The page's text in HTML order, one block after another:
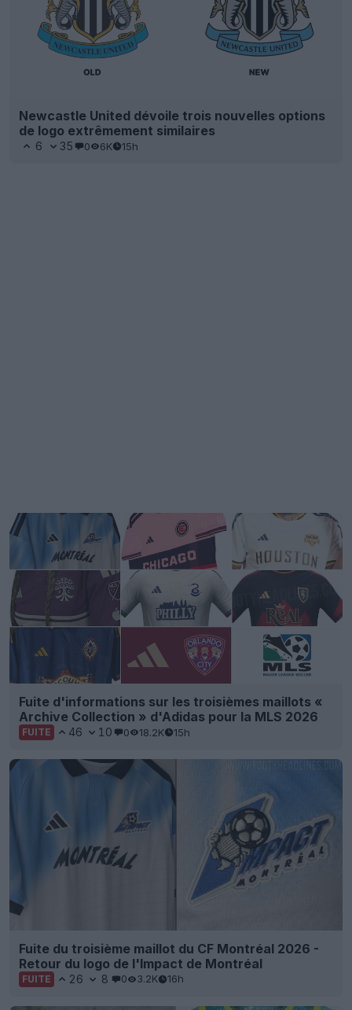
Newcastle United dévoile trois nouvelles options
de logo extrêmement similaires
6 35 0 6K 15h
Fuite d'informations sur les troisièmes maillots «
Archive Collection » d'Adidas pour la MLS 2026
FUITE 46 10 0 18.2K 15h
Fuite du troisième maillot du CF Montréal 2026 -
Retour du logo de l'Impact de Montréal
FUITE 26 8 0 3.2K 16h